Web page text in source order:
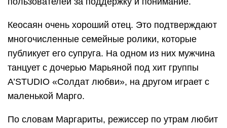
Кеосаян очень хороший отец. Это подтверждают
многочисленные семейные ролики, которые
публикует его супруга. На одном из них мужчина
танцует с дочерью Марьяной под хит группы
A’STUDIO «Солдат любви», на другом играет с
маленькой Марго.
По словам Маргариты, режиссер по утрам любит